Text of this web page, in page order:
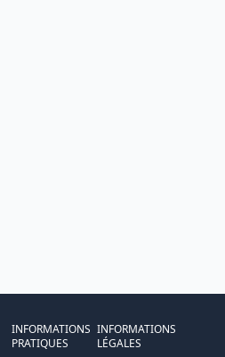
INFORMATIONS
PRATIQUES
INFORMATIONS
LÉGALES